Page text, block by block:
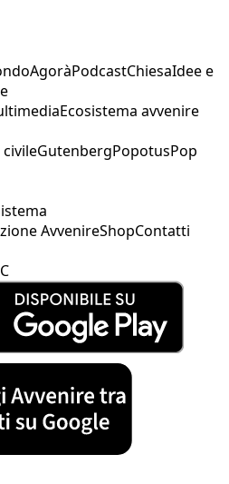
AgoràPodcastChiesaIdee e
Ecosistema avvenire
civileGutenbergPopotusPop
AvvenireShopContatti